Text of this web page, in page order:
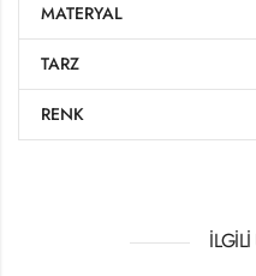
MATERYAL
TARZ
RENK